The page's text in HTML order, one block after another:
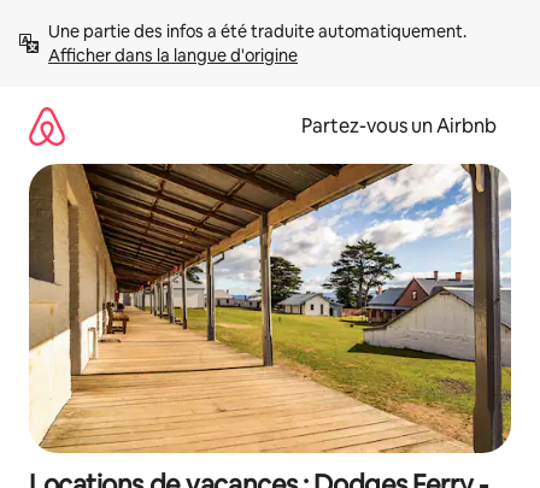
directement
Afficher dans la langue d'origine
Partez-vous un Airbnb